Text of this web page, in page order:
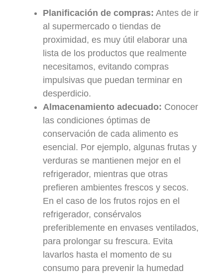
Planificación de compras: Antes de ir
al supermercado o tiendas de
proximidad, es muy útil elaborar una
lista de los productos que realmente
necesitamos, evitando compras
impulsivas que puedan terminar en
desperdicio.
Almacenamiento adecuado: Conocer
las condiciones óptimas de
conservación de cada alimento es
esencial. Por ejemplo, algunas frutas y
verduras se mantienen mejor en el
refrigerador, mientras que otras
prefieren ambientes frescos y secos.
En el caso de los frutos rojos en el
refrigerador, consérvalos
preferiblemente en envases ventilados,
para prolongar su frescura. Evita
lavarlos hasta el momento de su
consumo para prevenir la humedad